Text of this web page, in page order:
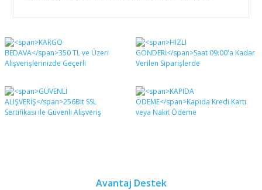
Bu ürüne ilk yorumu siz yapın!
Yorum Yaz
Bu ürünün fiyat bilgisi, resim, ürün açıklamalarında ve
diğer konularda yetersiz gördüğünüz noktaları öneri
formunu kullanarak tarafımıza iletebilirsiniz.
Görüş ve önerileriniz için teşekkür ederiz.
Ürün resmi kalitesiz, bozuk veya görüntülenemiyor.
Ürün açıklamasında eksik bilgiler bulunuyor.
Avantaj Destek